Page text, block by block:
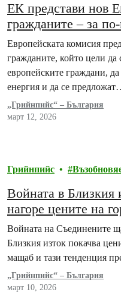
ЕК представи нов
гражданите – за
чиста енергия
Европейската комисия
гражданите, който цели да
европейските граждани,
енергия и да се
„Грийнпийс“ – България
март 12, 2026
Грийнпийс
Войната в Близкия
нагоре цените на
ефективност,
споделяне на
потребителите
Войната на Съединените
Близкия изток покачва
мащаб и тази тенденция
„Грийнпийс“ – България
март 10, 2026